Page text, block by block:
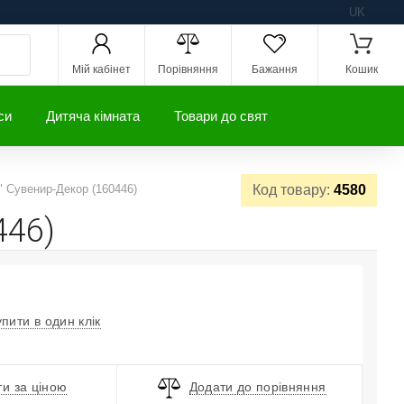
UK
Мій кабінет Порівняння Бажання Кошик
Дитяча кімната Товари до свят
Код товару: 4580
Сувенир-Декор (160446)
в один клік
за ціною Додати до порівняння